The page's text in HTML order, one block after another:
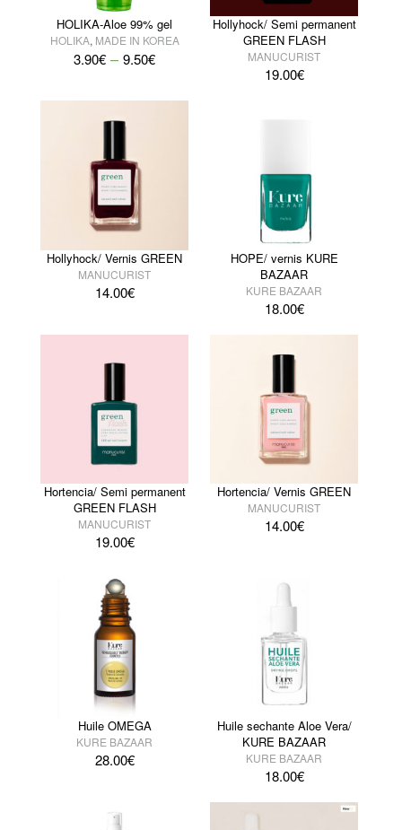
HOLIKA-Aloe 99% gel
HOLIKA, MADE IN KOREA
3.90€ –9.50€
Hollyhock/ Semi permanent
GREEN FLASH
MANUCURIST
19.00€
Hollyhock/ Vernis GREEN
MANUCURIST
14.00€
HOPE/ vernis KURE
BAZAAR
KURE BAZAAR
18.00€
Hortencia/ Semi permanent
GREEN FLASH
MANUCURIST
19.00€
Hortencia/ Vernis GREEN
MANUCURIST
14.00€
Huile OMEGA
KURE BAZAAR
28.00€
Huile sechante Aloe Vera/
KURE BAZAAR
KURE BAZAAR
18.00€